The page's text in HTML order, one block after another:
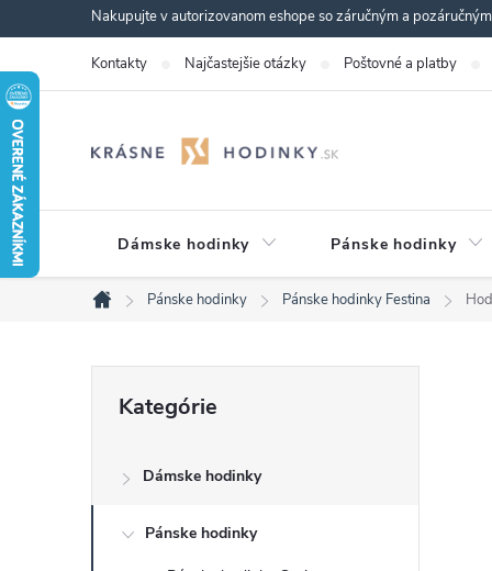
na
obsah
Nakupujte v autorizovanom eshope so záručným a
Kontakty Najčastejšie otázky Poštovné a platby
Dámske hodinky Pánske hodinky
Domov
Pánske hodinky Pánske hodinky Festina
č
kategórie
Kategórie
Dámske hodinky
Pánske hodinky